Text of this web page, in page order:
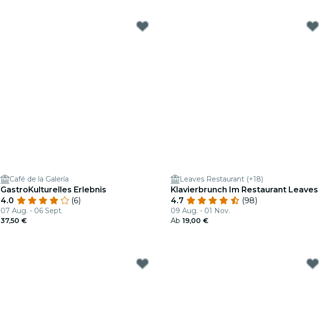
Café de la Galería
GastroKulturelles Erlebnis
4.0
(6)
07 Aug. - 06 Sept.
37,50 €
Leaves Restaurant (+18)
Klavierbrunch Im Restaurant Leaves
4.7
(98)
09 Aug. - 01 Nov.
Ab 19,00 €